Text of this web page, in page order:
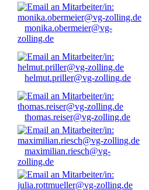
monika.obermeier@vg-
zolling.de
helmut.priller@vg-zolling.de
thomas.reiser@vg-zolling.de
maximilian.riesch@vg-
zolling.de